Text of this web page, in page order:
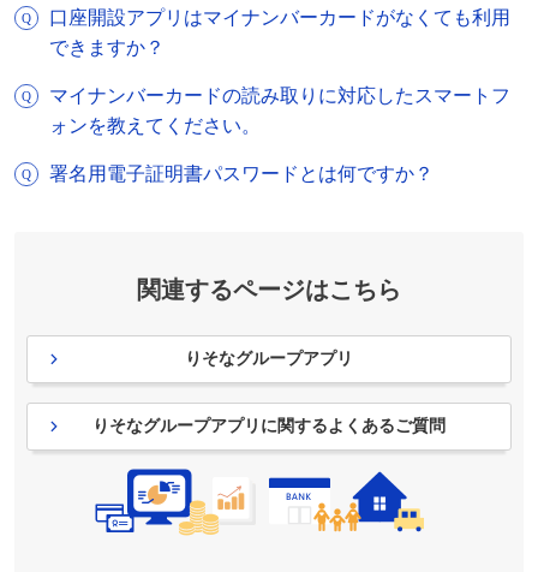
口座開設アプリはマイナンバーカードがなくても利用
できますか？
マイナンバーカードの読み取りに対応したスマートフ
ォンを教えてください。
署名用電子証明書パスワードとは何ですか？
関連するページはこちら
りそなグループアプリ
りそなグループアプリに関するよくあるご質問